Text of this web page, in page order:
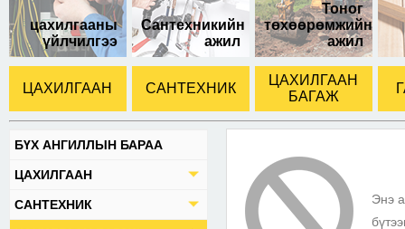
цахилгааны
үйлчилгээ
Сантехникийн
ажил
Тоног
төхөөрөмжийн
ажил
ЦАХИЛГААН САНТЕХНИК
ЦАХИЛГААН
БАГАЖ
БҮХ АНГИЛЛЫН БАРАА
ЦАХИЛГААН
САНТЕХНИК
Энэ
150-тай орос